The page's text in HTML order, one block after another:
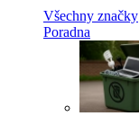
Všechny značky
Poradna